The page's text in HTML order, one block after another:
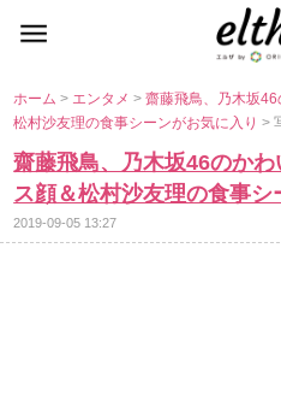
ホーム> エンタメ>齋藤飛鳥、乃木坂
松村沙友理の食事シーンがお気に入り>
齋藤飛鳥、乃木坂46のか
ス顔＆松村沙友理の食事シ
2019-09-05 13:27